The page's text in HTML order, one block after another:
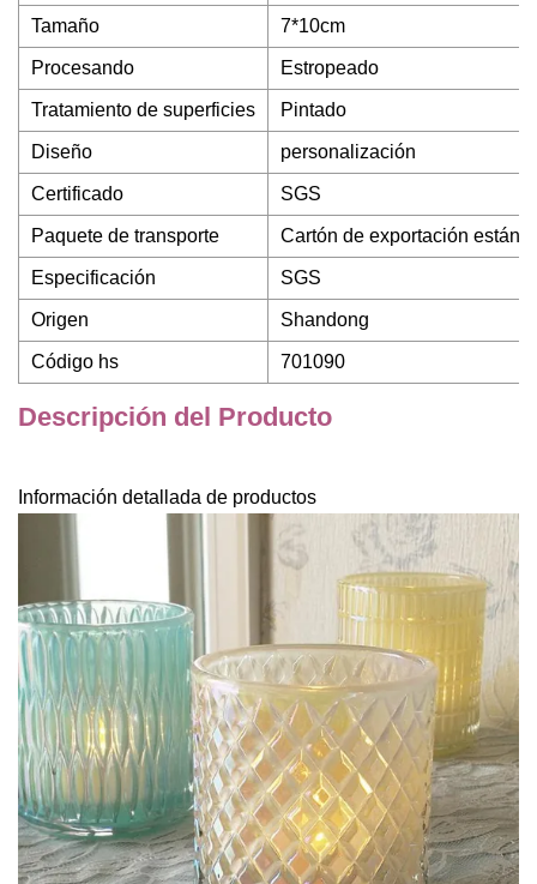
Tamaño 7*10cm
Procesando Estropeado
Tratamiento de superficies Pintado
Diseño personalización
Certificado SGS
Paquete de transporte Cartón de exportación
Especificación SGS
Origen Shandong
Código hs 701090
Descripción del Producto
Información detallada de productos